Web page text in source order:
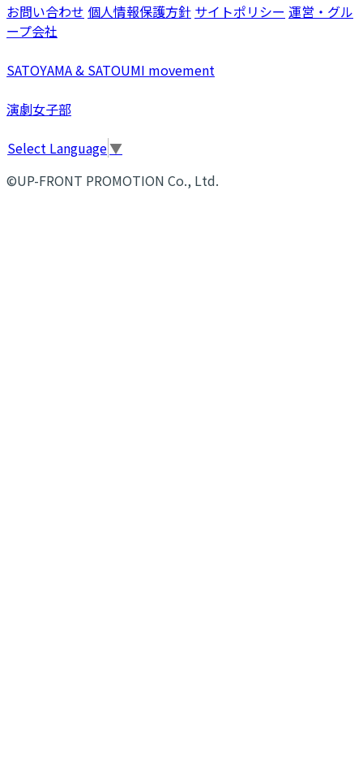
お問い合わせ 個人情報保護方針 サイトポリシー 運営・グル
ープ会社
SATOYAMA & SATOUMI movement
演劇女子部
Select Language▼
©UP-FRONT PROMOTION Co., Ltd.